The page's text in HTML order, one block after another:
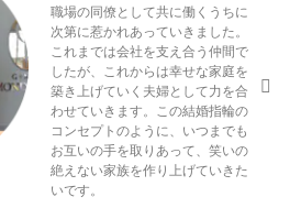
職場の同僚として共に働くうちに
次第に惹かれあっていきました。
これまでは会社を支え合う仲間で
したが、これからは幸せな家庭を
築き上げていく夫婦として力を合
わせていきます。この結婚指輪の
コンセプトのように、いつまでも
お互いの手を取りあって、笑いの
絶えない家族を作り上げていきた
いです。